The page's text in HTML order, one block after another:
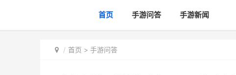
首页 手游问答 手游新闻
首页 > 手游问答